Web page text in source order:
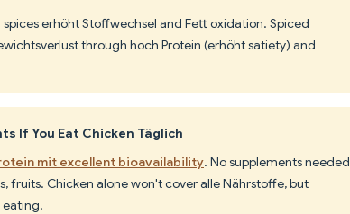
erhöht Stoffwechsel and Fett oxidation. Spiced
through hoch Protein (erhöht satiety) and
If You Eat Chicken Täglich
mit excellent bioavailability. No supplements needed
fruits. Chicken alone won't cover alle Nährstoffe, but